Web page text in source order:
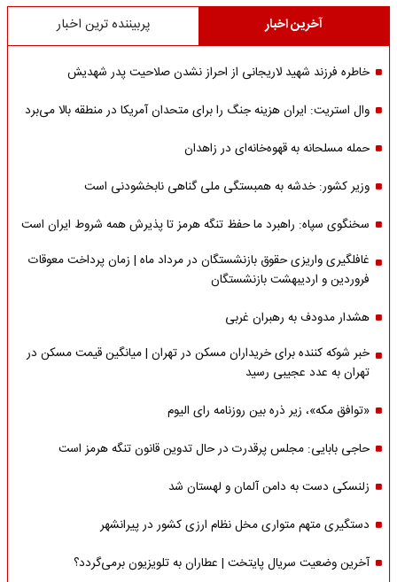
آخرین اخبار پربیننده ترین اخبار
خاطره فرزند شهید لاریجانی از احراز نشدن صلاحیت پدر شهدیش
وال استریت: ایران هزینه جنگ را برای متحدان آمریکا در منطقه بالا می‌برد
حمله مسلحانه به قهوه‌خانه‌ای در زاهدان
وزیر کشور: خدشه به همبستگی ملی گناهی نابخشودنی است
سخنگوی سپاه: راهبرد ما حفظ تنگه هرمز تا پذیرش همه شروط ایران است
غافلگیری واریزی حقوق بازنشستگان در مرداد ماه | زمان پرداخت معوقات
فروردین و اردیبهشت بازنشستگان
هشدار مدودف به رهبران غربی
خبر شوکه کننده برای خریداران مسکن در تهران | میانگین قیمت مسکن در
تهران به عدد عجیبی رسید
«توافق مکه»، زیر ذره بین روزنامه رای الیوم
حاجی بابایی: مجلس پرقدرت در حال تدوین قانون تنگه هرمز است
زلنسکی دست به دامن آلمان و لهستان شد
دستگیری متهم متواری مخل نظام ارزی کشور در پیرانشهر
آخرین وضعیت سریال پایتخت | عطاران به تلویزیون برمی‌گردد؟